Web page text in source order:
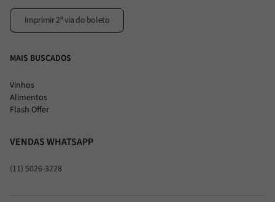
Imprimir 2ª via do boleto
MAIS BUSCADOS
Vinhos
Alimentos
Flash Offer
VENDAS WHATSAPP
(11) 5026-3228